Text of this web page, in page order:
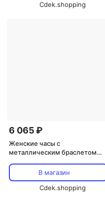
Cdek.shopping
6 065 ₽
Женские часы с
металлическим браслетом
В магазин
Cdek.shopping